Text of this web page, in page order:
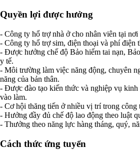
Quyền lợi được hưởng
- Công ty hổ trợ nhà ở cho nhân viên tại nơi
- Công ty hổ trợ sim, điện thoại và phí điện
- Được hưởng chế độ Bảo hiểm tai nạn,
y tế.
- Môi trường làm việc năng động, chuyên
năng của bản thân.
- Được đào tạo kiến thức và nghiệp vụ
vào làm.
- Cơ hội thăng tiến ở nhiều vị trí trong công
- Hưởng đầy đủ chế độ lao động theo luật
- Thưởng theo năng lực hàng tháng, quý,
Cách thức ứng tuyển